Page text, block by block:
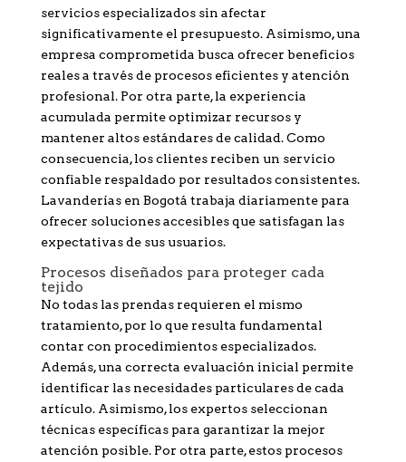
servicios especializados sin afectar
significativamente el presupuesto. Asimismo, una
empresa comprometida busca ofrecer beneficios
reales a través de procesos eficientes y atención
profesional. Por otra parte, la experiencia
acumulada permite optimizar recursos y
mantener altos estándares de calidad. Como
consecuencia, los clientes reciben un servicio
confiable respaldado por resultados consistentes.
Lavanderías en Bogotá trabaja diariamente para
ofrecer soluciones accesibles que satisfagan las
expectativas de sus usuarios.
Procesos diseñados para proteger cada
tejido
No todas las prendas requieren el mismo
tratamiento, por lo que resulta fundamental
contar con procedimientos especializados.
Además, una correcta evaluación inicial permite
identificar las necesidades particulares de cada
artículo. Asimismo, los expertos seleccionan
técnicas específicas para garantizar la mejor
atención posible. Por otra parte, estos procesos